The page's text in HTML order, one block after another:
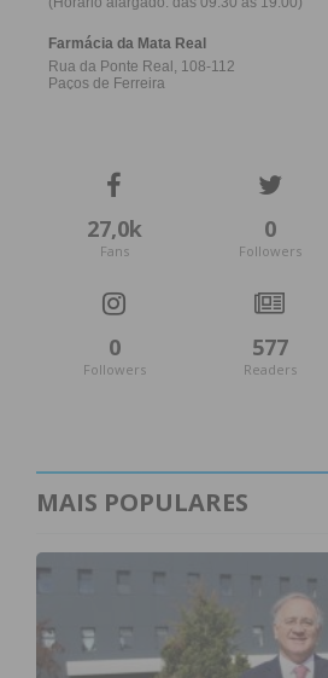
27,0k
Fans
0
Followers
0
Followers
577
Readers
MAIS POPULARES